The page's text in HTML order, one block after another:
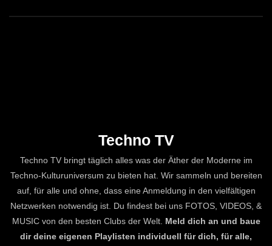
Techno TV
Techno TV bringt täglich alles was der Äther der Moderne im
Techno-Kulturuniversum zu bieten hat. Wir sammeln und bereiten
auf, für alle und ohne, dass eine Anmeldung in den vielfältigen
Netzwerken notwendig ist. Du findest bei uns FOTOS, VIDEOS, &
MUSIC von den besten Clubs der Welt. Meld dich an und baue
dir deine eigenen Playlisten individuell für dich, für alle,